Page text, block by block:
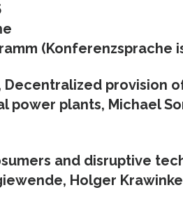
(Konferenzsprache
Decentralized provision
power plants, Michael
and disruptive
Holger